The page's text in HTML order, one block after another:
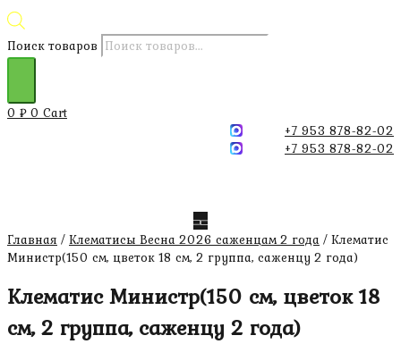
Поиск товаров
0 ₽ 0 Cart
+7 953 878-82-02
+7 953 878-82-02
Главная / Клематисы Весна 2026 саженцам 2 года / Клематис
Министр(150 см, цветок 18 см, 2 группа, саженцу 2 года)
Клематис Министр(150 см, цветок 18
см, 2 группа, саженцу 2 года)